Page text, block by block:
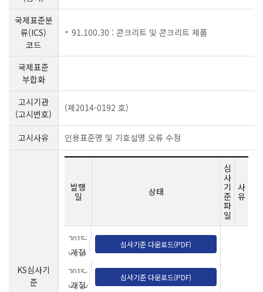
국제표준분
류(ICS)
코드
91.100.30 : 콘크리트 및 콘크리트 제품
국제표준
부합화
고시기관
(고시번호)
(제2014-0192 호)
고시사유 인용표준명 및 기호설명 오류 수정
KS심사기
준
발행
일
상태
심
사
기
준
파
일
사
유
2015-
07-07
개정
심사기준 다운로드(PDF)
2015-
03-10
개정
심사기준 다운로드(PDF)